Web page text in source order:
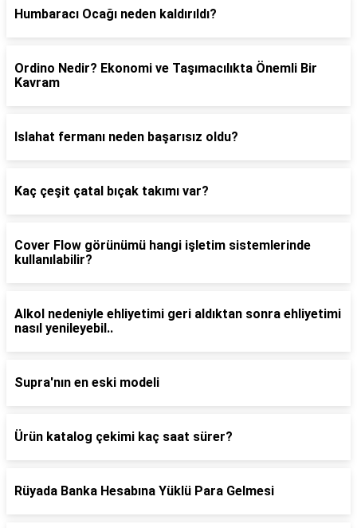
Humbaracı Ocağı neden kaldırıldı?
Ordino Nedir? Ekonomi ve Taşımacılıkta Önemli Bir
Kavram
Islahat fermanı neden başarısız oldu?
Kaç çeşit çatal bıçak takımı var?
Cover Flow görünümü hangi işletim sistemlerinde
kullanılabilir?
Alkol nedeniyle ehliyetimi geri aldıktan sonra ehliyetimi
nasıl yenileyebil..
Supra'nın en eski modeli
Ürün katalog çekimi kaç saat sürer?
Rüyada Banka Hesabına Yüklü Para Gelmesi